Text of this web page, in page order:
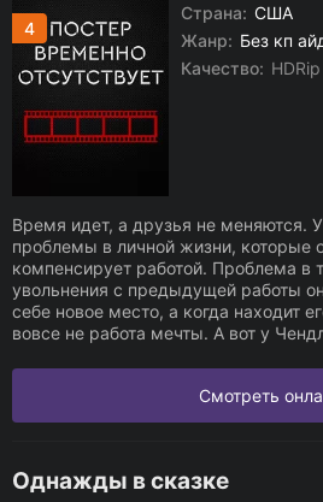
4
Страна: США
Жанр: Без кп
Качество: HDRip
Время идет, а друзья не меняются.
проблемы в личной жизни, которые
компенсирует работой. Проблема в
увольнения с предыдущей работы
себе новое место, а когда находит
вовсе не работа мечты. А вот у
Смотреть
Однажды в сказке